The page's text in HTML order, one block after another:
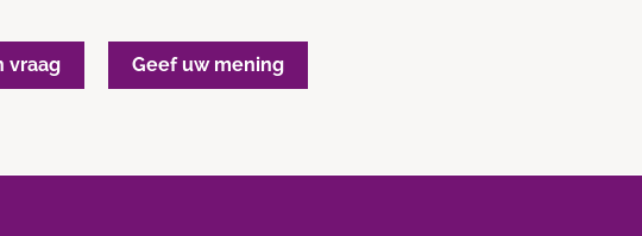
vraag Geef uw mening